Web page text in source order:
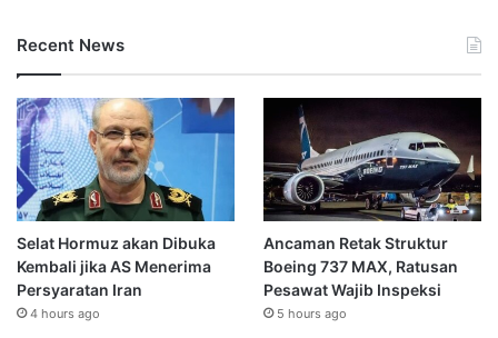
Recent News
Selat Hormuz akan Dibuka
Kembali jika AS Menerima
Persyaratan Iran
4 hours ago
Ancaman Retak Struktur
Boeing 737 MAX, Ratusan
Pesawat Wajib Inspeksi
5 hours ago